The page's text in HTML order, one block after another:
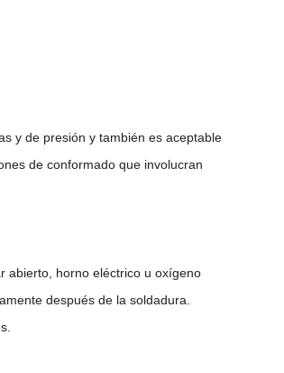
y de presión y también es aceptable
de conformado que involucran
abierto, horno eléctrico u oxígeno
después de la soldadura.